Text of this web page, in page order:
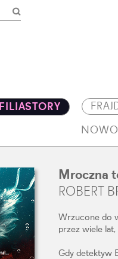
FILIASTORY
Mroczna
ROBERT
Wrzucone do
przez wiele lat,
Gdy detektyw